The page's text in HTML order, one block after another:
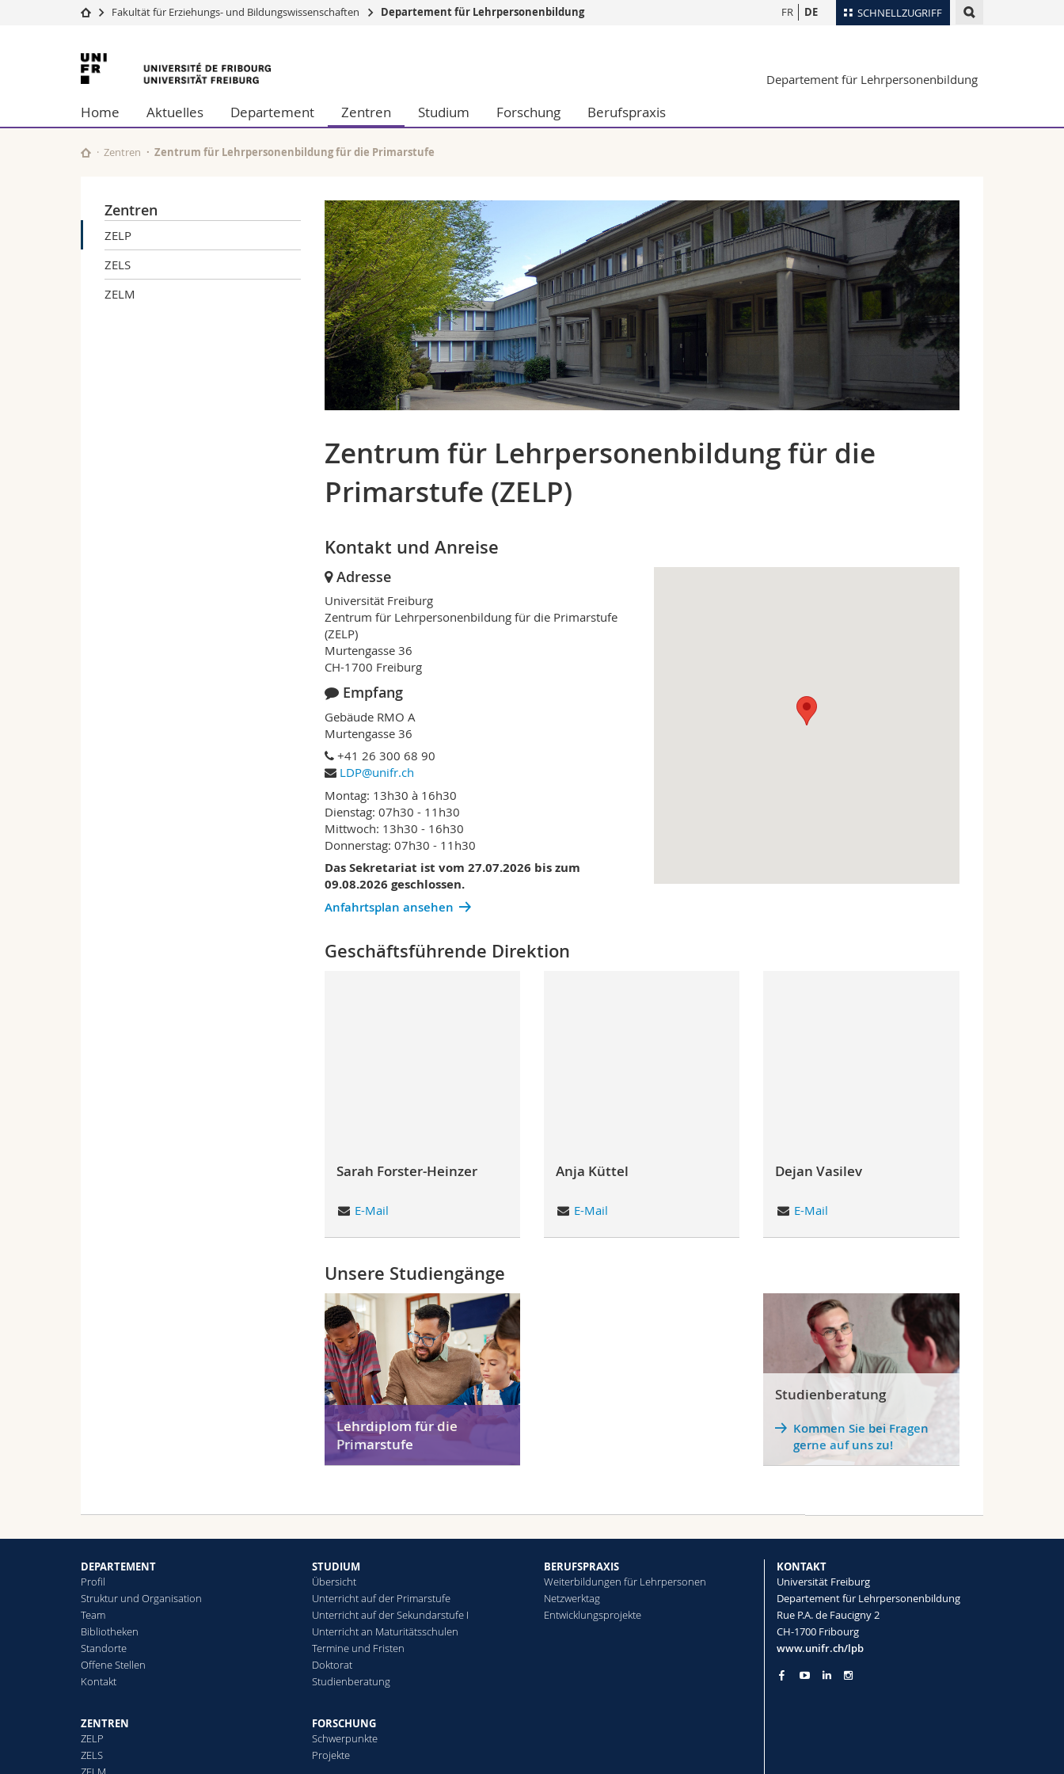
SCHNELLZUGRIFF
Universität
Studium
Forschung
Universität
Weiterbildung
Wirtschafts- und Sozialwissenschaftliche Fak.
Philosophische Fak.
Fak. für Erziehungs- und Bildungswissenschaften
Math.-Nat. und Med. Fak.
Medien
Forschende
Ortsplan
Webmail
FR DE
Fakultät für Erziehungs- und Bildungswissenschaften Departement für Lehrpersonenbildung
Universität
Freiburg
Departement für Lehrpersonenbildung
Home Aktuelles Departement Zentren Studium Forschung Berufspraxis
Zentren Zentrum für Lehrpersonenbildung für die Primarstufe
Zentren
ZELP
ZELS
ZELM
Zentrum für Lehrpersonenbildung für die
Primarstufe (ZELP)
Kontakt und Anreise
Adresse
Universität Freiburg
Zentrum für Lehrpersonenbildung für die Primarstufe
(ZELP)
Murtengasse 36
CH-1700 Freiburg
Empfang
Gebäude RMO A
Murtengasse 36
+41 26 300 68 90
LDP@unifr.ch
Montag: 13h30 à 16h30
Dienstag: 07h30 - 11h30
Mittwoch: 13h30 - 16h30
Donnerstag: 07h30 - 11h30
Das Sekretariat ist vom 27.07.2026 bis zum
09.08.2026 geschlossen.
Anfahrtsplan ansehen
Geschäftsführende Direktion
Sarah Forster-Heinzer
E-Mail
Anja Küttel
E-Mail
Dejan Vasilev
E-Mail
Unsere Studiengänge
Lehrdiplom für die
Primarstufe
Studienberatung
Kommen Sie bei Fragen
gerne auf uns zu!
DEPARTEMENT
Profil
Struktur und Organisation
Team
Bibliotheken
Standorte
Offene Stellen
Kontakt
ZENTREN
ZELP
ZELS
STUDIUM
Übersicht
Unterricht auf der Primarstufe
Unterricht auf der Sekundarstufe I
Unterricht an Maturitätsschulen
Termine und Fristen
Doktorat
Studienberatung
FORSCHUNG
Schwerpunkte
Projekte
BERUFSPRAXIS
Weiterbildungen für Lehrpersonen
Netzwerktag
Entwicklungsprojekte
KONTAKT
Universität Freiburg
Departement für Lehrpersonenbildung
Rue P.A. de Faucigny 2
CH-1700 Fribourg
www.unifr.ch/lpb